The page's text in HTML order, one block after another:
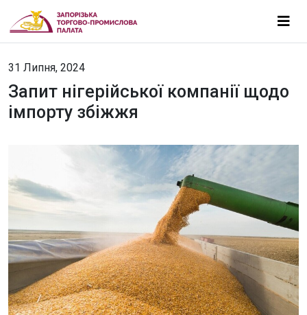
31 Липня, 2024
Запит нігерійської компанії щодо
імпорту збіжжя